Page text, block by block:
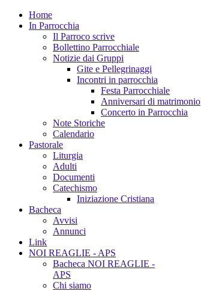
Home
In Parrocchia
Il Parroco scrive
Bollettino Parrocchiale
Notizie dai Gruppi
Gite e Pellegrinaggi
Incontri in parrocchia
Festa Parrocchiale
Anniversari di matrimonio
Concerto in Parrocchia
Note Storiche
Calendario
Pastorale
Liturgia
Adulti
Documenti
Catechismo
Iniziazione Cristiana
Bacheca
Avvisi
Annunci
Link
NOI REAGLIE - APS
Bacheca NOI REAGLIE -
APS
Chi siamo